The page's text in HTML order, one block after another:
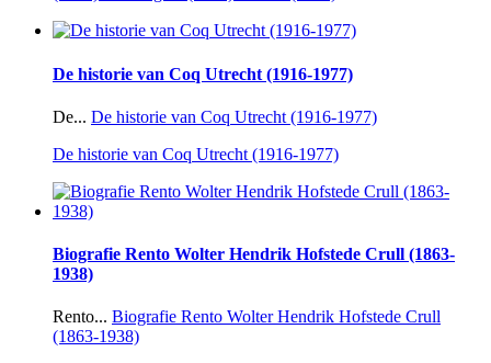
De historie van Coq Utrecht (1916-1977)
De... De historie van Coq Utrecht (1916-1977)
De historie van Coq Utrecht (1916-1977)
Biografie Rento Wolter Hendrik Hofstede Crull (1863-
1938)
Rento... Biografie Rento Wolter Hendrik Hofstede Crull
(1863-1938)